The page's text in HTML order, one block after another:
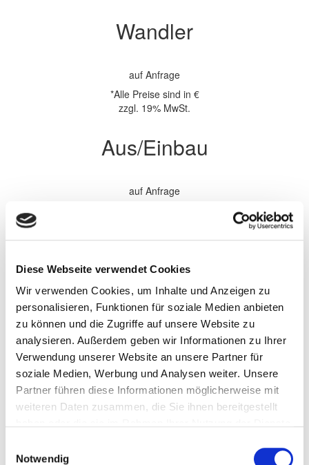
Diese Webseite verwendet Cookies
Wir verwenden Cookies, um Inhalte und Anzeigen zu
personalisieren, Funktionen für soziale Medien anbieten
zu können und die Zugriffe auf unsere Website zu
analysieren. Außerdem geben wir Informationen zu Ihrer
Verwendung unserer Website an unsere Partner für
soziale Medien, Werbung und Analysen weiter. Unsere
Partner führen diese Informationen möglicherweise mit
weiteren Daten zusammen, die Sie ihnen bereitgestellt
Notwendig
Wandler
auf Anfrage
*Alle Preise sind in €
zzgl. 19% MwSt.
Aus/Einbau
auf Anfrage
Komplette Überholung aller Softparts (Verschleißteile) im
Getriebe. Elektronische Komponenten, sowie Antriebsteile werden
bei Bedarf gewechselt und nach Absprache separat berechnet.
Wandler werden nach Bedarf zu den aufgeführten Preisen
überholt.
Persönliche Informationen
Vorname
Name
Firma/Unternehmen